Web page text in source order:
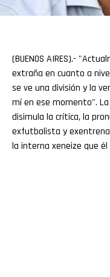
(BUENOS AIRES).-
extraña en cuanto a
se ve una división y la
mí en ese momento".
disimula la crítica, la
exfutbolista y
la interna xeneize que